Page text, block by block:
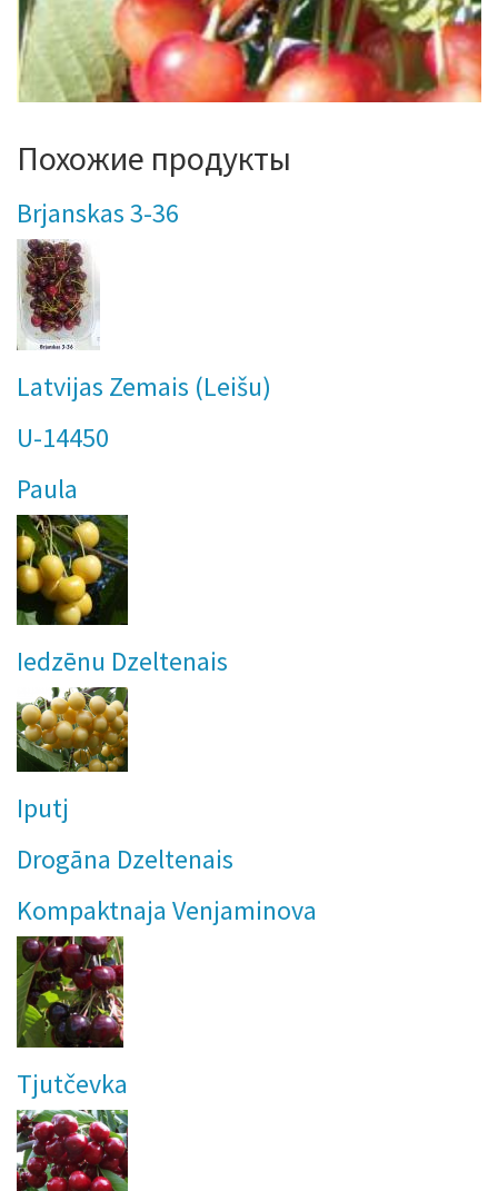
Похожие продукты
Brjanskas 3-36
Latvijas Zemais (Leišu)
U-14450
Paula
Iedzēnu Dzeltenais
Iputj
Drogāna Dzeltenais
Kompaktnaja Venjaminova
Tjutčevka